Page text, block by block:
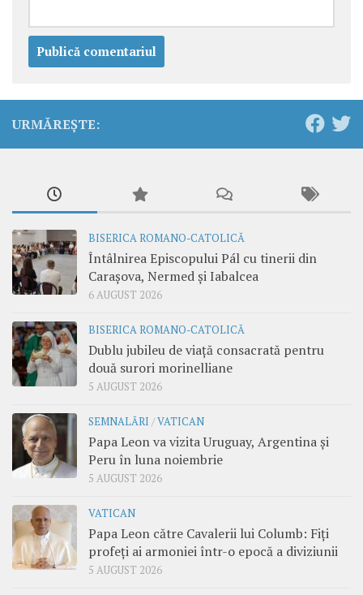
URMĂREȘTE:
BISERICA ROMANO-CATOLICĂ
Întâlnirea Episcopului Pál cu tinerii din
Carașova, Nermed și Iabalcea
6 AUGUST 2026
BISERICA ROMANO-CATOLICĂ
Dublu jubileu de viață consacrată pentru
două surori morinelliane
5 AUGUST 2026
SEMNALĂRI /VATICAN
Papa Leon va vizita Uruguay, Argentina și
Peru în luna noiembrie
5 AUGUST 2026
VATICAN
Papa Leon către Cavalerii lui Columb: Fiți
profeți ai armoniei într-o epocă a diviziunii
5 AUGUST 2026